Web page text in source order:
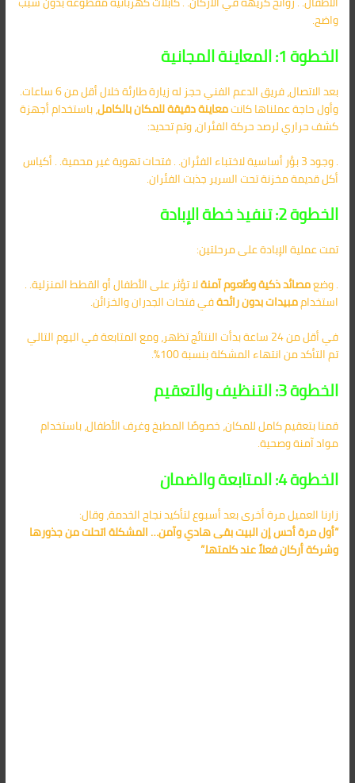
واضح.
الخطوة 1: المعاينة المجانية
بعد الاتصال، فريق الدعم الفني حجز له زيارة طارئة خلال أقل من 6 ساعات.
وأول حاجة عملناها كانتمعاينة دقيقة للمكان بالكامل، باستخدام أجهزة
كشف حراري لرصد حركة الفئران، وتم تحديد:
. وجود 3 بؤر أساسية لاختباء الفئران. . فتحات تهوية غير محمية. . أكياس
أكل قديمة مخزنة تحت السرير جذبت الفئران.
الخطوة 2: تنفيذ خطة الإبادة
تمت عملية الإبادة على مرحلتين:
. وضعمصائد ذكية وطُعوم آمنةلا تؤثر على الأطفال أو القطط المنزلية. .
استخداممبيدات بدون رائحةفي فتحات الجدران والخزائن.
في أقل من 24 ساعة بدأت النتائج تظهر، ومع المتابعة في اليوم التالي
تم التأكد من انتهاء المشكلة بنسبة 100%.
الخطوة 3: التنظيف والتعقيم
قمنا بتعقيم كامل للمكان، خصوصًا المطبخ وغرف الأطفال، باستخدام
مواد آمنة وصحية.
الخطوة 4: المتابعة والضمان
زارنا العميل مرة أخرى بعد أسبوع لتأكيد نجاح الخدمة، وقال:
“أول مرة أحس إن البيت بقى هادي وآمن… المشكلة اتحلت من جذورها
وشركة أركان فعلاً عند كلمتها.”